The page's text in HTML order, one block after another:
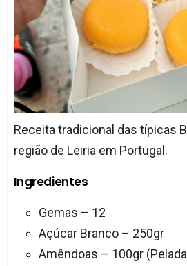
Receita tradicional das típicas
região de Leiria em Portugal.
Ingredientes
Gemas – 12
Açúcar Branco – 250gr
Amêndoas – 100gr